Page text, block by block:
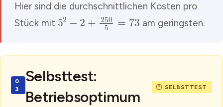
Hier sind die durchschnittlichen Kosten pro
Stück mit
52 2+ 2505 73
am geringsten.
Selbsttest:
Betriebsoptimum